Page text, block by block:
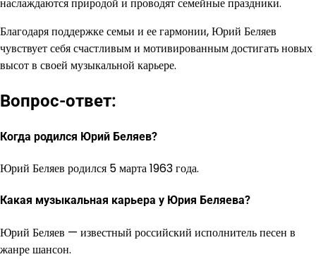
Благодаря поддержке семьи и ее гармонии, Юрий Беляев
чувствует себя счастливым и мотивированным достигать новых
высот в своей музыкальной карьере.
Вопрос-ответ:
Когда родился Юрий Беляев?
Юрий Беляев родился 5 марта 1963 года.
Какая музыкальная карьера у Юрия Беляева?
Юрий Беляев — известный российский исполнитель песен в
жанре шансон.